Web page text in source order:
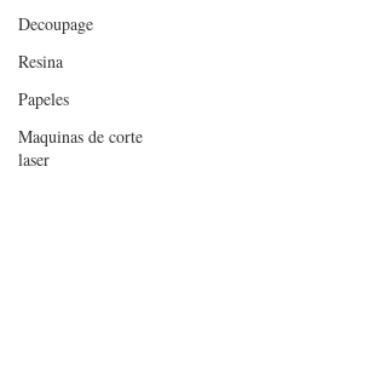
Decoupage
Resina
Papeles
Maquinas de corte
laser